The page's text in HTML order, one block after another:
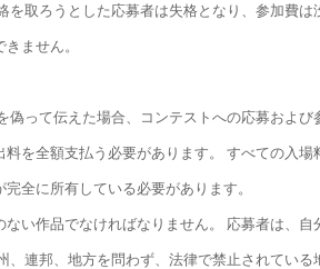
取ろうとした応募者は失格となり、参加費は
ません。
って伝えた場合、コンテストへの応募および
を全額支払う必要があります。 すべての入場
全に所有している必要があります。
い作品でなければなりません。 応募者は、
連邦、地方を問わず、法律で禁止されている